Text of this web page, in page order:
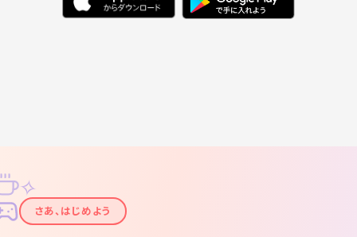
✦
✧
さあ、はじめよう